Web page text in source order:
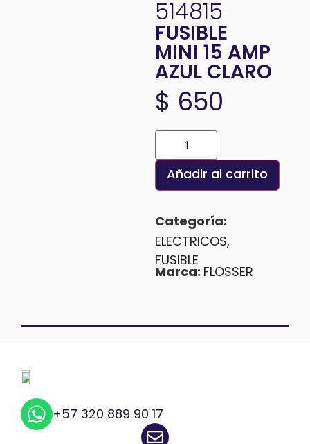
514815
FUSIBLE
MINI 15 AMP
AZUL CLARO
$ 650
Añadir al carrito
Categoría:
ELECTRICOS,
FUSIBLE
Marca: FLOSSER
+57 320 889 90 17